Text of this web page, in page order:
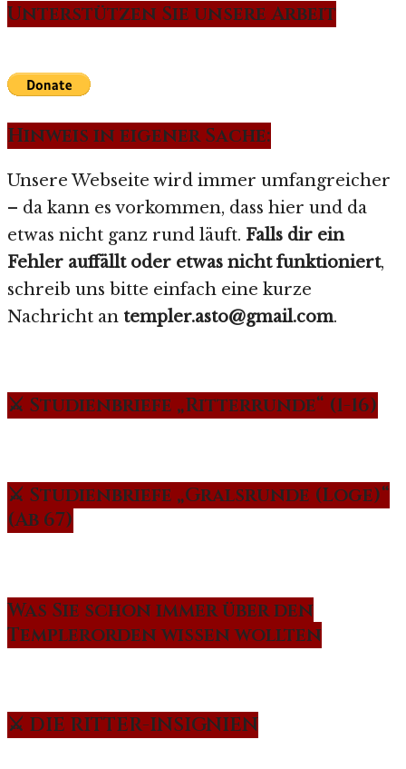
Unterstützen Sie unsere Arbeit
Hinweis in eigener Sache:
Unsere Webseite wird immer umfangreicher
– da kann es vorkommen, dass hier und da
etwas nicht ganz rund läuft. Falls dir ein
Fehler auffällt oder etwas nicht funktioniert,
schreib uns bitte einfach eine kurze
Nachricht an templer.asto@gmail.com.
⚔️ Studienbriefe „Ritterrunde“ (1-16)
⚔️ Studienbriefe „Gralsrunde (Loge)“
(Ab 67)
Was Sie schon immer über den
Templerorden wissen wollten
⚔️ DIE RITTER-INSIGNIEN